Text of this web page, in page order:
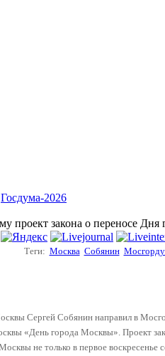
Госдума-2026
проект закона о переносе Дня
Теги: Москва Собянин
Сергей Собянин направил в
«День города Москвы». Проект
не только в первое воскресенье